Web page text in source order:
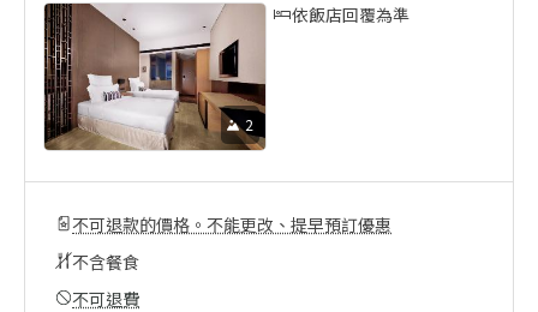
2
依飯店回覆為準
不可退款的價格。不能更改、提早預訂優惠
不含餐食
不可退費